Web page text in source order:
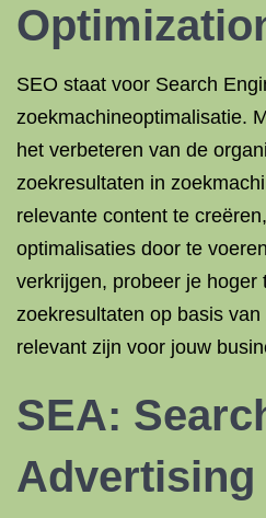
SEO staat voor Search
zoekmachineoptimalisatie.
het verbeteren van de
zoekresultaten in
relevante content te
optimalisaties door te
verkrijgen, probeer je hoger
zoekresultaten op basis
relevant zijn voor jouw
SEA:
Advertising